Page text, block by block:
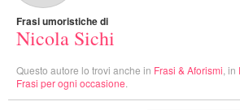
Frasi umoristiche di
Nicola Sichi
Questo autore lo trovi anche in Frasi & Aforismi , in
Frasi per ogni occasione